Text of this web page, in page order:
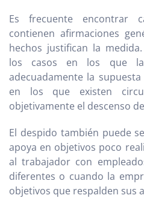
Es frecuente encontrar
contienen afirmaciones
hechos justifican la
los casos en los que
adecuadamente la
en los que existen
objetivamente el descenso
El despido también puede
apoya en objetivos poco
al trabajador con
diferentes o cuando la
objetivos que respalden sus